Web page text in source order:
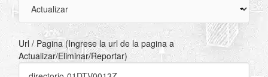
Url / Pagina (Ingrese la url de la pagina a
Actualizar/Eliminar/Reportar)